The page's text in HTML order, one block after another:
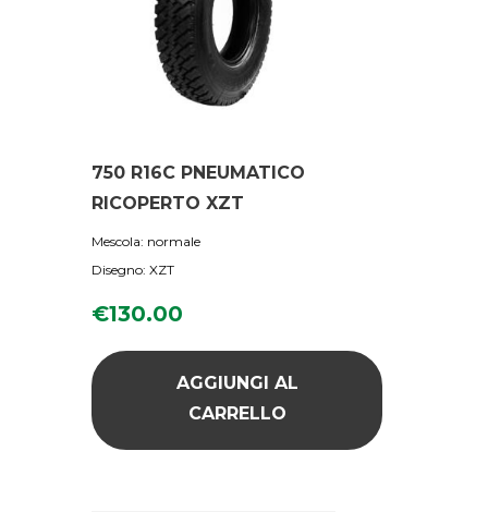
750 R16C PNEUMATICO
RICOPERTO XZT
Mescola: normale
Disegno: XZT
€130.00
AGGIUNGI AL
CARRELLO